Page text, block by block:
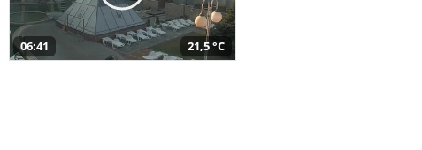
06:41 21,5 °C